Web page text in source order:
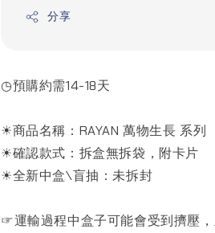
分享
◷預購約需14-18天
☀商品名稱：RAYAN 萬物生長 系列
☀確認款式：拆盒無拆袋，附卡片
☀全新中盒\盲抽：未拆封
☞運輸過程中盒子可能會受到擠壓